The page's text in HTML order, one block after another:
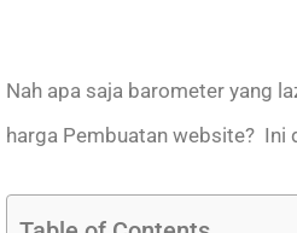
Nah apa saja barometer yang
harga Pembuatan website? Ini